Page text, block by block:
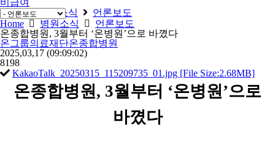
비급여
Home
병원소식
언론보도
Home
병원소식
언론보도
온종합병원, 3월부터 ‘온병원’으로 바꼈다
온그룹의료재단온종합병원
2025,03,17 (09:09:02)
8198
KakaoTalk_20250315_115209735_01.jpg [File Size:2.68MB]
온종합병원, 3월부터 ‘온병원’으로
바꼈다